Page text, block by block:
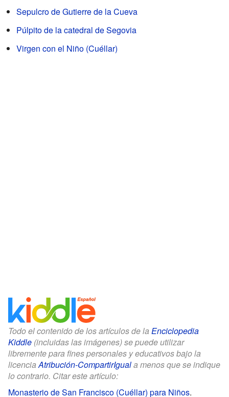
Sepulcro de Gutierre de la Cueva
Púlpito de la catedral de Segovia
Virgen con el Niño (Cuéllar)
Todo el contenido de los artículos de la Enciclopedia
Kiddle (incluidas las imágenes) se puede utilizar
libremente para fines personales y educativos bajo la
licenciaAtribución-CompartirIguala menos que se indique
lo contrario. Citar este artículo:
Monasterio de San Francisco (Cuéllar) para Niños.